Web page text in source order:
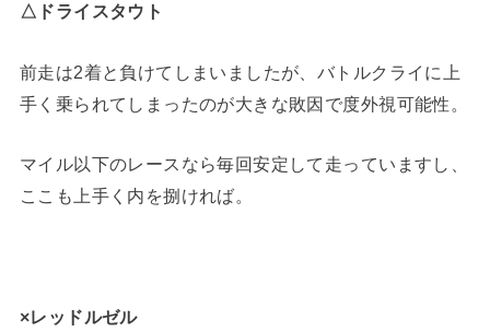
△ドライスタウト
前走は2着と負けてしまいましたが、バトルクライに上
手く乗られてしまったのが大きな敗因で度外視可能性。
マイル以下のレースなら毎回安定して走っていますし、
ここも上手く内を捌ければ。
×レッドルゼル